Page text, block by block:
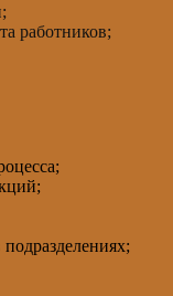
работников;